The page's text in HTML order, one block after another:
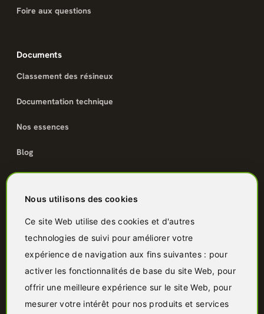
Nous utilisons des cookies
Ce site Web utilise des cookies et d'autres
technologies de suivi pour améliorer votre
expérience de navigation aux fins suivantes : pour
activer les fonctionnalités de base du site Web, pour
offrir une meilleure expérience sur le site Web, pour
mesurer votre intérêt pour nos produits et services
Foire aux questions
Documents
Classement des résineux
Documentation technique
Nos essences
Blog
Catalogue
Terrasse bois
Bardage bois
Charpente & ossature
Quincaillerie